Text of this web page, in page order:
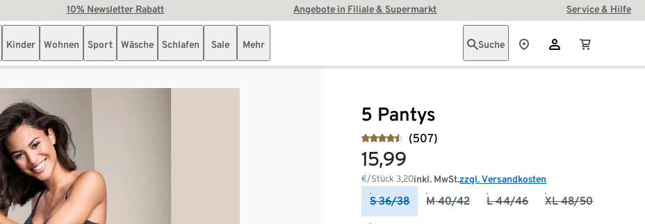
10% Newsletter Rabatt Angebote in Filiale & Supermarkt Service & Hilfe
Kinder Wohnen Sport Wäsche Schlafen Sale Mehr Suche
5 Pantys
(507)
15,99
€/Stück3,20inkl. MwSt.zzgl. Versandkosten
S 36/38 M 40/42 L 44/46 XL 48/50